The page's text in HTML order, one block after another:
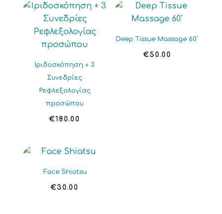
Ιριδοσκόπηση + 3
Συνεδρίες
Ρεφλεξολογίας
προσώπου
€180.00
Deep Tissue Massage 60΄
€50.00
Face Shiatsu
€30.00